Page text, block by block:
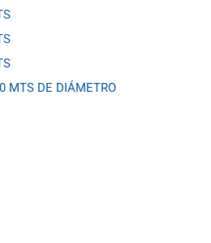
MTS DE DIÁMETRO